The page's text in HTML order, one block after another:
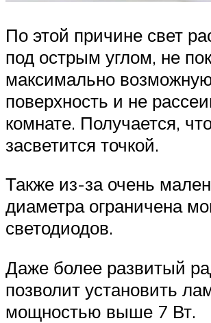
По этой причине свет
под острым углом, не
максимально
поверхность и не
комнате. Получается,
засветится точкой.
Также из-за очень
диаметра ограничена
светодиодов.
Даже более развитый
позволит установить
мощностью выше 7 Вт.